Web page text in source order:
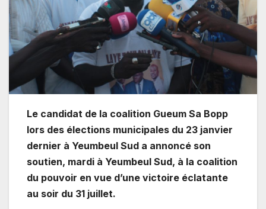
Le candidat de la coalition Gueum Sa Bopp
lors des élections municipales du 23 janvier
dernier à Yeumbeul Sud a annoncé son
soutien, mardi à Yeumbeul Sud, à la coalition
du pouvoir en vue d’une victoire éclatante
au soir du 31 juillet.